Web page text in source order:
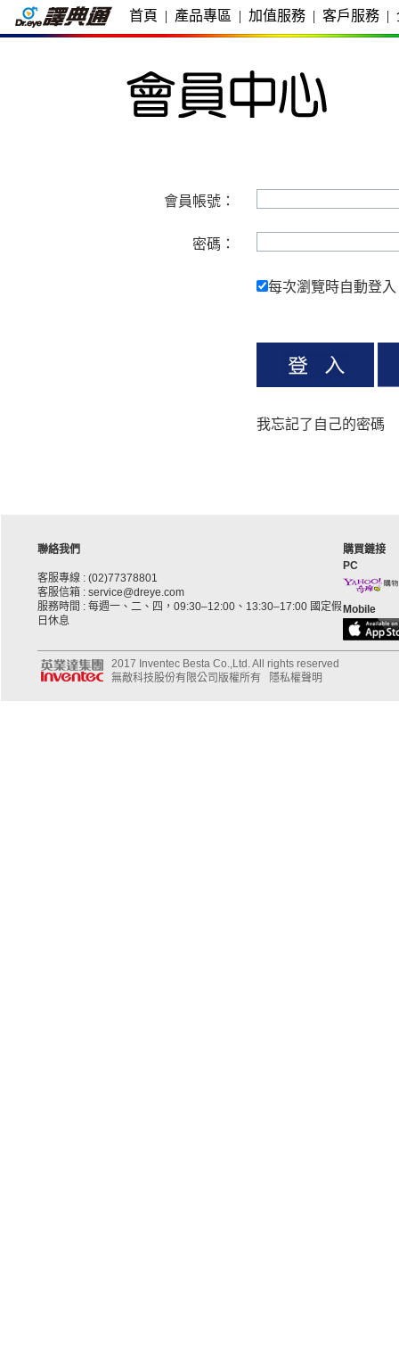
首頁 | 產品專區 | 加值服務 | 客戶服務 |
會員帳號：
密碼：
每次瀏覽時自動登入
我忘記了自己的密碼
聯絡我們
客服專線 : (02)77378801
客服信箱 : service@dreye.com
服務時間 : 每週一、二、四，09:30–12:00、13:30–17:00 國定假
日休息
購買鏈接
PC
Mobile
2017 Inventec Besta Co.,Ltd. All rights reserved
無敵科技股份有限公司版權所有
隱私權聲明